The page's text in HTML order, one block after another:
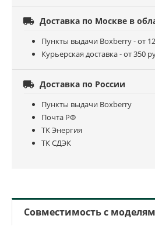
 Доставка по Москве в
Пункты выдачи Boxberry - от
Курьерская доставка - от 350
 Доставка по России
Пункты выдачи Boxberry
Почта РФ
ТК Энергия
ТК СДЭК
Совместимость с